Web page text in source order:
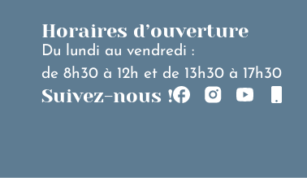
Horaires d’ouverture
Du lundi au vendredi :
de 8h30 à 12h et de 13h30 à 17h30
Suivez-nous !